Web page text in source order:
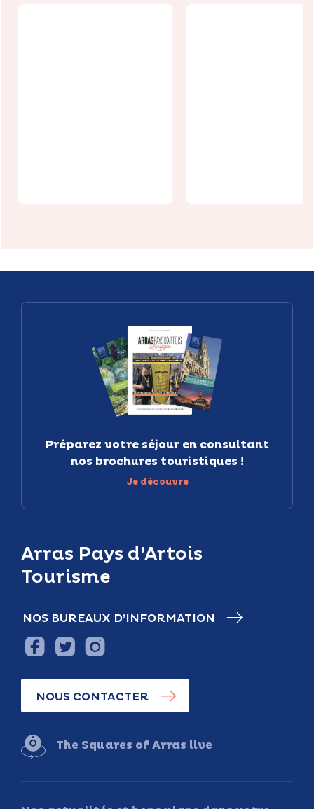
Arras Pays d’Artois
Tourisme
NOS BUREAUX D’INFORMATION
NOUS CONTACTER
The Squares of Arras live
Préparez votre séjour en consultant
nos brochures touristiques !
Je découvre